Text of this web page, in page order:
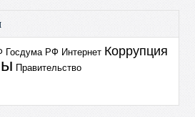
Госдума РФ Интернет Коррупция
Правительство